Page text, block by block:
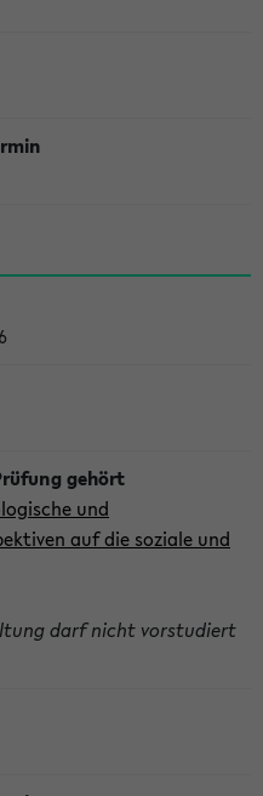
und
auf die soziale und
darf nicht vorstudiert